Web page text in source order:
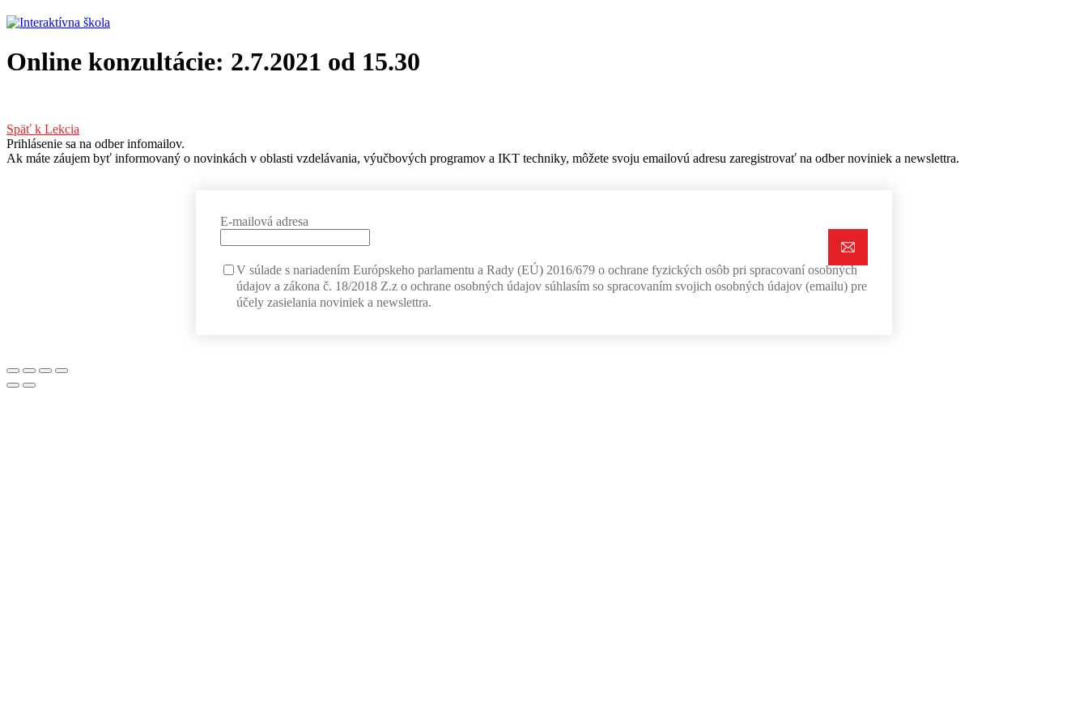
Online konzultácie: 2.7.2021 od 15.30
Späť k Lekcia
Prihlásenie sa na odber infomailov.
Ak máte záujem byť informovaný o novinkách v oblasti vzdelávania, výučbových programov a IKT techniky, môžete svoju emailovú adresu zaregistrovať na odber noviniek a newslettra.
E-mailová adresa
V súlade s nariadením Európskeho parlamentu a Rady (EÚ) 2016/679 o ochrane fyzických osôb pri spracovaní osobných
údajov a zákona č. 18/2018 Z.z o ochrane osobných údajov súhlasím so spracovaním svojich osobných údajov (emailu) pre
účely zasielania noviniek a newslettra.